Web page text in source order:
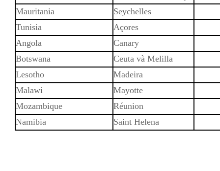
Mauritania
Seychelles
Tunisia
Açores
Angola
Canary
Botswana
Ceuta và Melilla
Lesotho
Madeira
Malawi
Mayotte
Mozambique
Réunion
Namibia
Saint Helena